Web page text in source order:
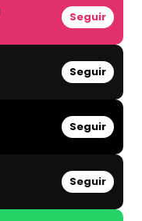
Seguir
Seguir
Seguir
Seguir